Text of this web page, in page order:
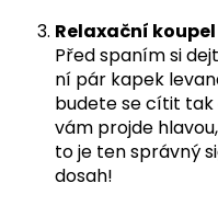
Relaxační
Před spaním si
ní pár kapek
budete se cítit tak
vám projde
to je ten správný
dosah!